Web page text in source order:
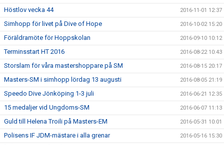
Höstlov vecka 44 2016-11-01 12:37
Simhopp för livet på Dive of Hope 2016-10-02 15:20
Föräldramöte för Hoppskolan 2016-09-10 10:12
Terminsstart HT 2016 2016-08-22 10:43
Storslam för våra mastershoppare på SM 2016-08-15 20:17
Masters-SM i simhopp lördag 13 augusti 2016-08-05 21:19
Speedo Dive Jönköping 1-3 juli 2016-06-21 12:35
15 medaljer vid Ungdoms-SM 2016-06-07 11:13
Guld till Helena Troili på Masters-EM 2016-05-31 10:01
Polisens IF JDM-mästare i alla grenar 2016-05-16 15:30